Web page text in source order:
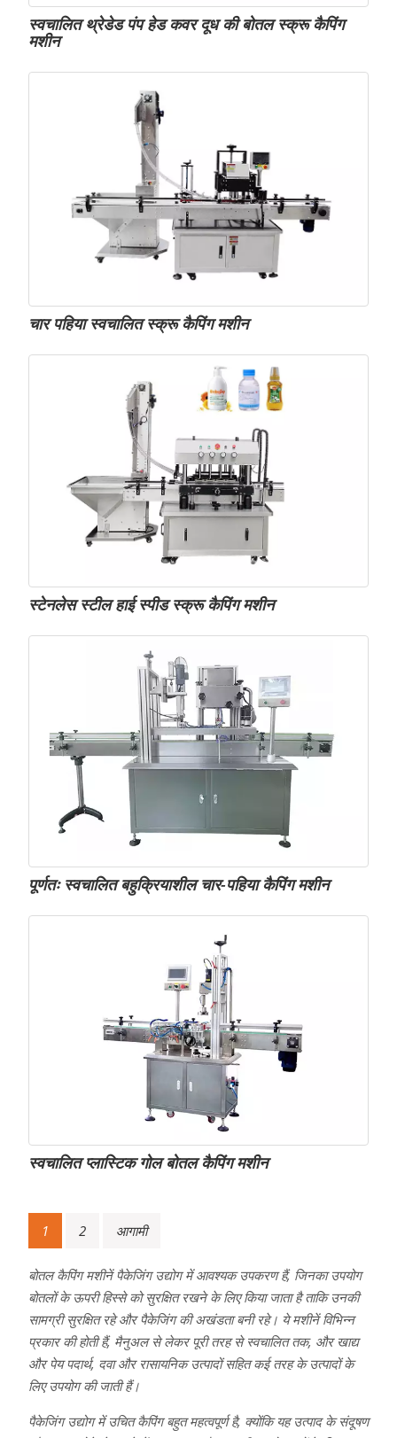
स्वचालित थ्रेडेड पंप हेड कवर दूध की बोतल स्क्रू कैपिंग
मशीन
चार पहिया स्वचालित स्क्रू कैपिंग मशीन
स्टेनलेस स्टील हाई स्पीड स्क्रू कैपिंग मशीन
पूर्णतः स्वचालित बहुक्रियाशील चार-पहिया कैपिंग मशीन
स्वचालित प्लास्टिक गोल बोतल कैपिंग मशीन
पोस्ट्स
1 2 आगामी
बोतल कैपिंग मशीनें पैकेजिंग उद्योग में आवश्यक उपकरण हैं, जिनका उपयोग
बोतलों के ऊपरी हिस्से को सुरक्षित रखने के लिए किया जाता है ताकि उनकी
सामग्री सुरक्षित रहे और पैकेजिंग की अखंडता बनी रहे। ये मशीनें विभिन्न
प्रकार की होती हैं, मैनुअल से लेकर पूरी तरह से स्वचालित तक, और खाद्य
और पेय पदार्थ, दवा और रासायनिक उत्पादों सहित कई तरह के उत्पादों के
लिए उपयोग की जाती हैं।
पैकेजिंग उद्योग में उचित कैपिंग बहुत महत्वपूर्ण है, क्योंकि यह उत्पाद के संदूषण